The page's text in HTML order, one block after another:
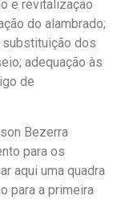
e revitalização
do alambrado;
substituição dos
adequação às
de
Bezerra
para os
aqui uma quadra
para a primeira